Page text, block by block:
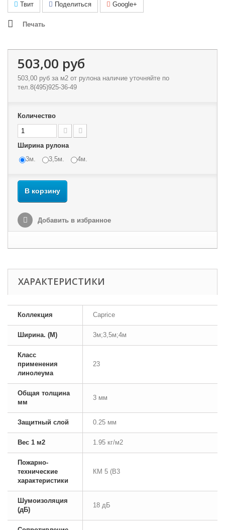
Твит Поделиться Google+
Печать
503,00 руб
503,00 руб за м2 от рулона наличие уточняйте по
тел.8(495)925-36-49
Количество
Ширина рулона
3м.
3,5м. 4м.
В корзину
Добавить в избранное
ХАРАКТЕРИСТИКИ
Коллекция Caprice
Ширина. (М) 3м;3,5м;4м
Класс
применения
линолеума
23
Общая толщина
мм
3 мм
Защитный слой 0.25 мм
Вес 1 м2 1.95 кг/м2
Пожарно-
технические
характеристики
КМ 5 (В3
Шумоизоляция
(дБ)
18 дБ